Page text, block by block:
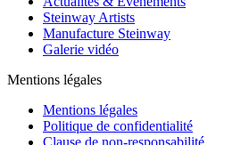
Steinway Artists
Manufacture Steinway
Galerie vidéo
Mentions légales
Mentions légales
Politique de confidentialité